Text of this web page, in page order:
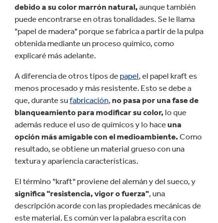
debido a su color marrón natural, aunque también
puede encontrarse en otras tonalidades. Se le llama
"papel de madera" porque se fabrica a partir de la pulpa
obtenida mediante un proceso químico, como
explicaré más adelante.
A diferencia de otros tipos de papel, el papel kraft es
menos procesado y más resistente. Esto se debe a
que, durante sufabricación, no pasa por una fase de
blanqueamiento para modificar su color, lo que
además reduce el uso de químicos y lo haceuna
opción más amigable con el medioambiente. Como
resultado, se obtiene un material grueso con una
textura y apariencia características.
El término "kraft" proviene del alemán y del sueco, y
significa "resistencia, vigor o fuerza", una
descripción acorde con las propiedades mecánicas de
este material. Es común ver la palabra escrita con